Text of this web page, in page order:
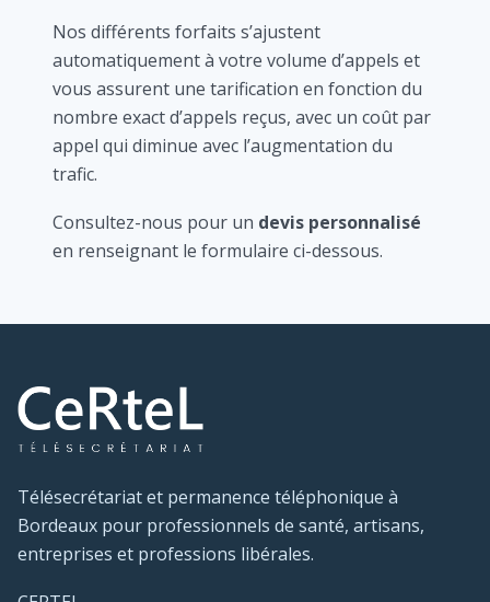
Nos différents forfaits s’ajustent
automatiquement à votre volume d’appels et
vous assurent une tarification en fonction du
nombre exact d’appels reçus, avec un coût par
appel qui diminue avec l’augmentation du
trafic.
Consultez-nous pour un devis personnalisé
en renseignant le formulaire ci-dessous.
Télésecrétariat et permanence téléphonique à
Bordeaux pour professionnels de santé, artisans,
entreprises et professions libérales.